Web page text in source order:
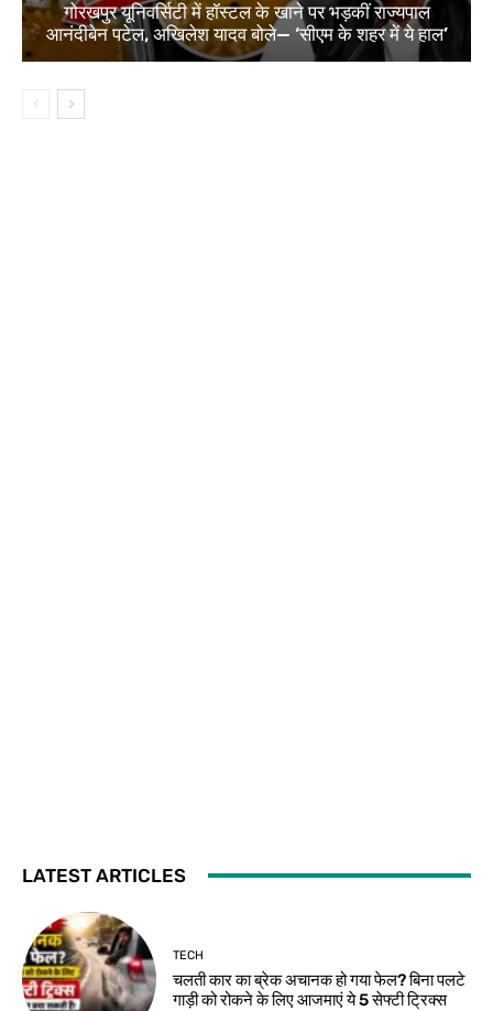
गोरखपुर यूनिवर्सिटी में हॉस्टल के खाने पर भड़कीं राज्यपाल
आनंदीबेन पटेल, अखिलेश यादव बोले— ‘सीएम के शहर में ये हाल’
LATEST ARTICLES
TECH
चलती कार का ब्रेक अचानक हो गया फेल? बिना पलटे
गाड़ी को रोकने के लिए आजमाएं ये 5 सेफ्टी ट्रिक्स